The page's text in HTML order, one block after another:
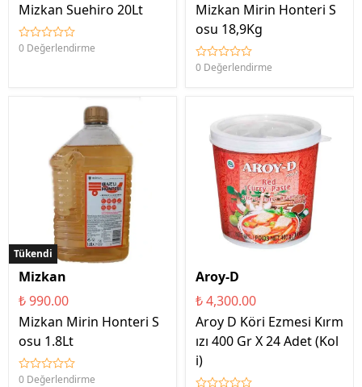
Mizkan Suehiro 20Lt
0 Değerlendirme
Mizkan Mirin Honteri S
osu 18,9Kg
0 Değerlendirme
Tükendi
Mizkan
₺ 990.00
Mizkan Mirin Honteri S
osu 1.8Lt
0 Değerlendirme
Aroy-D
₺ 4,300.00
Aroy D Köri Ezmesi Kırm
ızı 400 Gr X 24 Adet (Kol
i)